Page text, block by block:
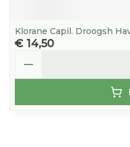
Klorane Capil. Droogsh
€ 14,50